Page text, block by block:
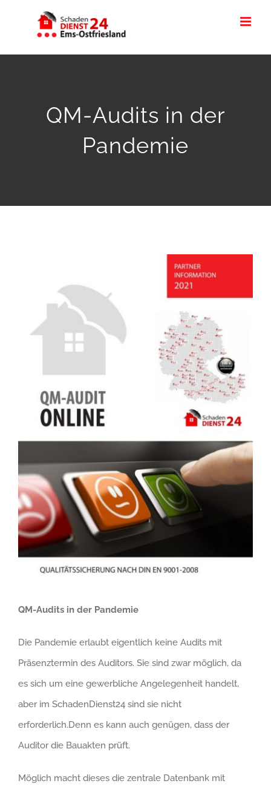
QM-Audits in der
Pandemie
QM-Audits in der Pandemie
Die Pandemie erlaubt eigentlich keine Audits mit
Präsenztermin des Auditors. Sie sind zwar möglich, da
es sich um eine gewerbliche Angelegenheit handelt,
aber im SchadenDienst24 sind sie nicht
erforderlich.Denn es kann auch genügen, dass der
Auditor die Bauakten prüft.
Möglich macht dieses die zentrale Datenbank mit